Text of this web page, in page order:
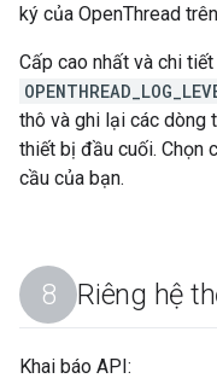
ký của OpenThread
Cấp cao nhất và chi
thô và ghi lại các dòng
thiết bị đầu cuối. Chọn
cầu của bạn.
Riêng hệ
Khai báo API: